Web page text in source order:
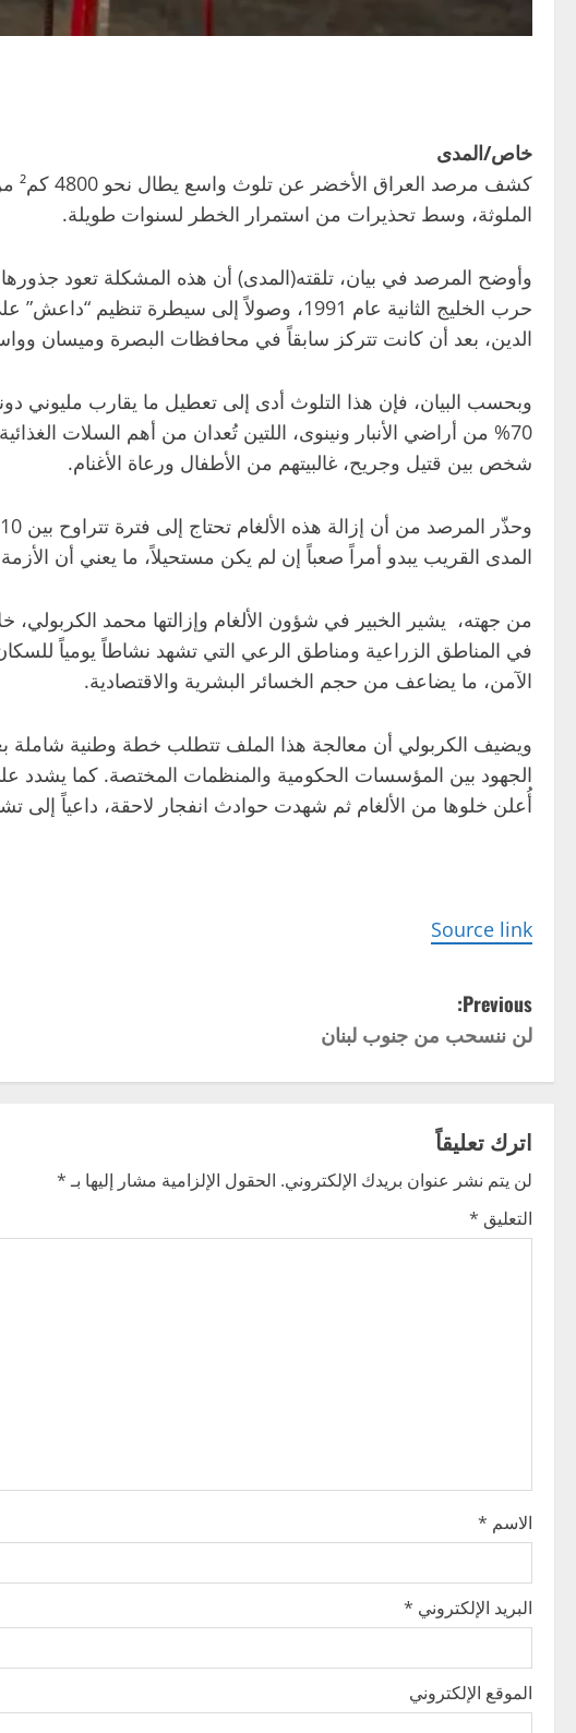
خاص/المدى
الملوثة، وسط تحذيرات من استمرار الخطر لسنوات طويلة.
وأوضح المرصد في بيان، تلقته(المدى) أن هذه المشكلة تعود
الدين، بعد أن كانت تتركز سابقاً في محافظات البصرة وميسان
وبحسب البيان، فإن هذا التلوث أدى إلى تعطيل ما يقارب مليوني
شخص بين قتيل وجريح، غالبيتهم من الأطفال ورعاة الأغنام.
المدى القريب يبدو أمراً صعباً إن لم يكن مستحيلاً، ما يعني أن
من جهته، يشير الخبير في شؤون الألغام وإزالتها محمد
في المناطق الزراعية ومناطق الرعي التي تشهد نشاطاً يومياً
الآمن، ما يضاعف من حجم الخسائر البشرية والاقتصادية.
ويضيف الكربولي أن معالجة هذا الملف تتطلب خطة وطنية شاملة
الجهود بين المؤسسات الحكومية والمنظمات المختصة. كما يشدد
أُعلن خلوها من الألغام ثم شهدت حوادث انفجار لاحقة، داعياً إلى
Source link
P
o
s
t
n
a
i
o
n
Previous:
لن ننسحب من جنوب لبنان
اترك تعليقاً
لن يتم نشر عنوان بريدك الإلكتروني. الحقول الإلزامية مشار إليها بـ*
التعليق *
الاسم *
البريد الإلكتروني *
الموقع الإلكتروني